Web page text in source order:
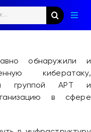
обнаружили и
кибератаку,
группой APT и
в сфере